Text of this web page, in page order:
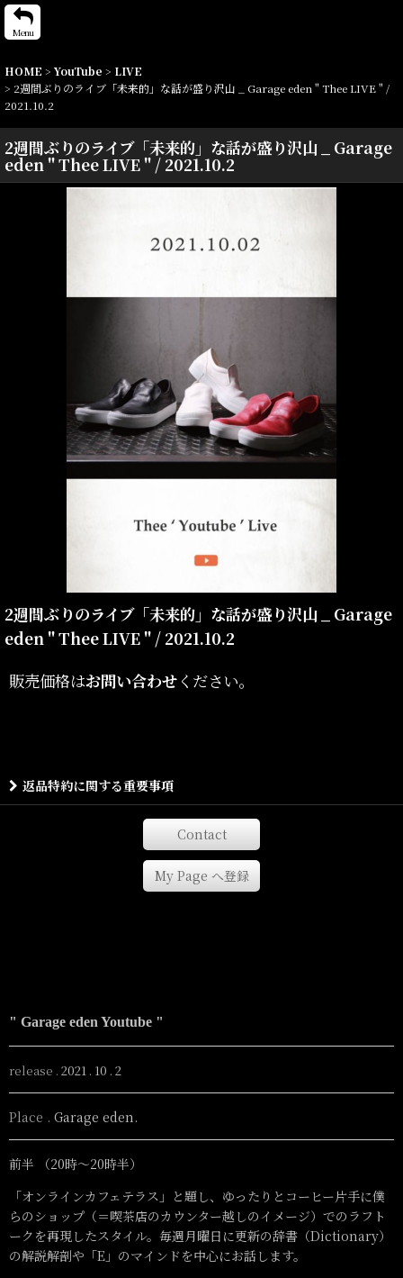
Menu
HOME > YouTube > LIVE
> 2週間ぶりのライブ「未来的」な話が盛り沢山 _ Garage eden " Thee LIVE " /
2021.10.2
2週間ぶりのライブ「未来的」な話が盛り沢山 _ Garage
eden " Thee LIVE " / 2021.10.2
2週間ぶりのライブ「未来的」な話が盛り沢山 _ Garage
eden " Thee LIVE " / 2021.10.2
販売価格はお問い合わせ ください。
返品特約に関する重要事項
Contact
My Page へ登録
" Garage eden Youtube "
release . 2021 . 10 . 2
Place . Garage eden.
前半 （20時〜20時半）
「オンラインカフェテラス」と題し、ゆったりとコーヒー片手に僕
らのショップ（＝喫茶店のカウンター越しのイメージ）でのラフト
ークを再現したスタイル。毎週月曜日に更新の辞書（Dictionary）
の解説解剖や「E」のマインドを中心にお話します。